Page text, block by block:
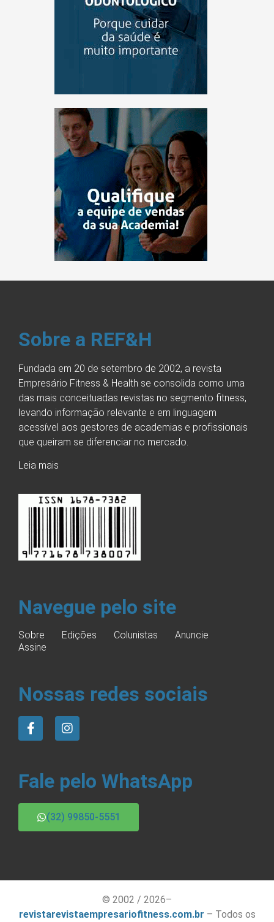
Sobre a REF&H
Fundada em 20 de setembro de 2002, a revista
Empresário Fitness & Health se consolida como uma
das mais conceituadas revistas no segmento fitness,
levando informação relevante e em linguagem
acessível aos gestores de academias e profissionais
que queiram se diferenciar no mercado.
Leia mais
Navegue pelo site
Sobre Edições Colunistas
Anuncie
Assine
Nossas redes sociais
Fale pelo WhatsApp
(32) 99850-5551
© 2002 / 2026–
revistarevistaempresariofitness.com.br – Todos os